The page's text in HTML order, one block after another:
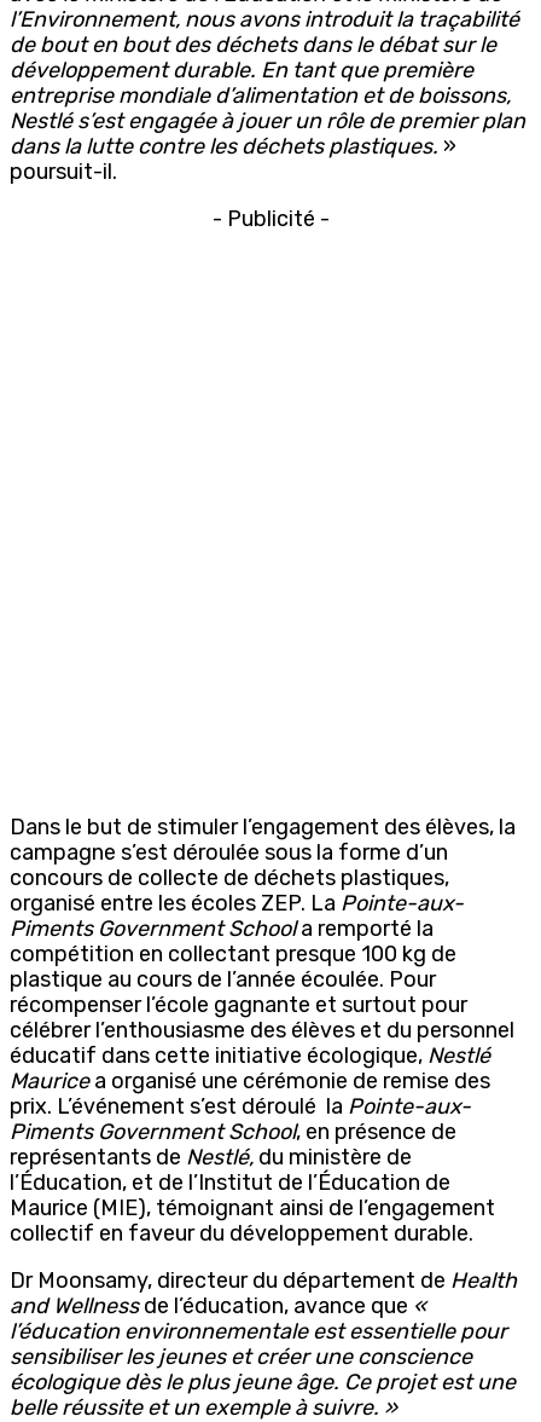
l’Environnement, nous avons introduit la traçabilité
de bout en bout des déchets dans le débat sur le
développement durable. En tant que première
entreprise mondiale d’alimentation et de boissons,
Nestlé s’est engagée à jouer un rôle de premier plan
dans la lutte contre les déchets plastiques. »
poursuit-il.
- Publicité -
Dans le but de stimuler l’engagement des élèves, la
campagne s’est déroulée sous la forme d’un
concours de collecte de déchets plastiques,
organisé entre les écoles ZEP. La Pointe-aux-
Piments Government Schoola remporté la
compétition en collectant presque 100 kg de
plastique au cours de l’année écoulée. Pour
récompenser l’école gagnante et surtout pour
célébrer l’enthousiasme des élèves et du personnel
éducatif dans cette initiative écologique, Nestlé
Mauricea organisé une cérémonie de remise des
prix. L’événement s’est déroulé la Pointe-aux-
Piments Government School, en présence de
représentants de Nestlé, du ministère de
l’Éducation, et de l’Institut de l’Éducation de
Maurice (MIE), témoignant ainsi de l’engagement
collectif en faveur du développement durable.
Dr Moonsamy, directeur du département de Health
and Wellnessde l’éducation, avance que «
l’éducation environnementale est essentielle pour
sensibiliser les jeunes et créer une conscience
écologique dès le plus jeune âge. Ce projet est une
belle réussite et un exemple à suivre. »